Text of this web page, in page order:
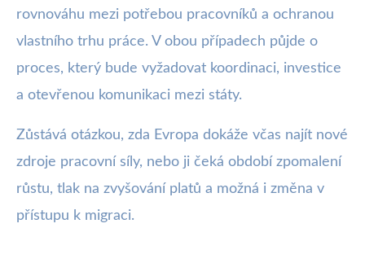
rovnováhu mezi potřebou pracovníků a ochranou
vlastního trhu práce. V obou případech půjde o
proces, který bude vyžadovat koordinaci, investice
a otevřenou komunikaci mezi státy.
Zůstává otázkou, zda Evropa dokáže včas najít nové
zdroje pracovní síly, nebo ji čeká období zpomalení
růstu, tlak na zvyšování platů a možná i změna v
přístupu k migraci.